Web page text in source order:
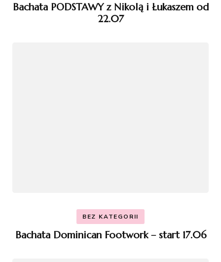
Bachata PODSTAWY z Nikolą i Łukaszem od
22.07
BEZ KATEGORII
Bachata Dominican Footwork – start 17.06